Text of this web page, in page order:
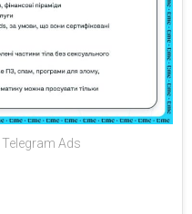
Telegram Ads